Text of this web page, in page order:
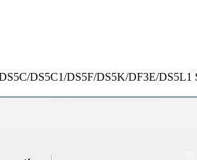
DS5C1/DS5F/DS5K/DF3E/DS5L1